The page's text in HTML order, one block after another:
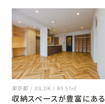
東京都 / 3SLDK / 89.51㎡
収納スペースが豊富にある